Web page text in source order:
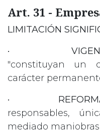
Art. 31 -
LIMITACIÓN
•
"constituyan un
carácter
•
responsables,
mediado